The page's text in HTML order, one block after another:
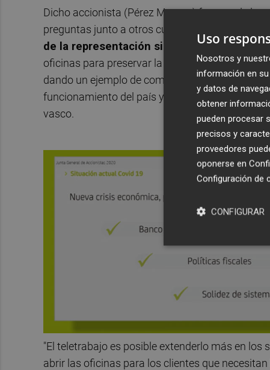
Dicho accionista (Pérez Mateos) fue uno de
preguntas junto a otros cuatro más. En realidad
de la representación sindical de BKIA de
oficinas para preservar la salud de la plantilla.
dando un ejemplo de compromiso y
funcionamiento del país y me siento muy
vasco.
"El teletrabajo es posible extenderlo más en los
abrir las oficinas para los clientes que
Uso
Nosotros y
información en
y datos de
obtener
pueden procesar
precisos y
proveedores
oponerse en
Configuración de
CONFIGURAR